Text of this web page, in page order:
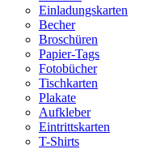
Einladungskarten
Becher
Broschüren
Papier-Tags
Fotobücher
Tischkarten
Plakate
Aufkleber
Eintrittskarten
T-Shirts